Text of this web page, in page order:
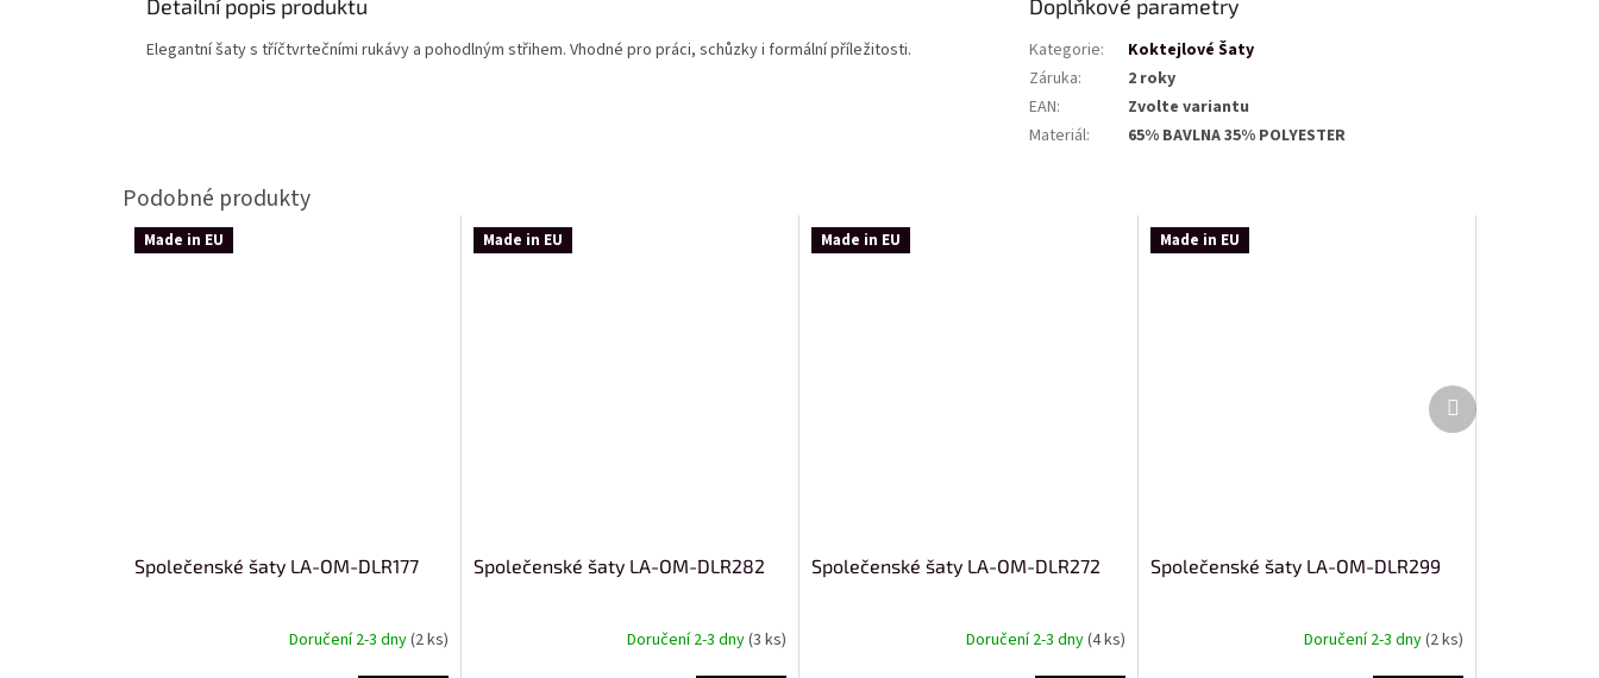
Detailní popis produktu
Elegantní šaty s tříčtvrtečními rukávy a pohodlným střihem. Vhodné pro práci, schůzky i formální příležitosti.
Doplňkové parametry
Kategorie:
Koktejlové Šaty
Záruka:
2 roky
EAN:
Zvolte variantu
Materiál: 65% BAVLNA 35% POLYESTER
Made in EU
Společenské šaty LA-OM-DLR177
Doručení 2-3 dny(2 ks)
Made in EU
Společenské šaty LA-OM-DLR282
Doručení 2-3 dny(3 ks)
Made in EU
Společenské šaty LA-OM-DLR272
Doručení 2-3 dny(4 ks)
Made in EU
Společenské šaty LA-OM-DLR299
Doručení 2-3 dny(2 ks)
Další
produkt